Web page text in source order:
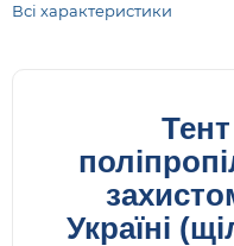
Всі характеристики
Україні